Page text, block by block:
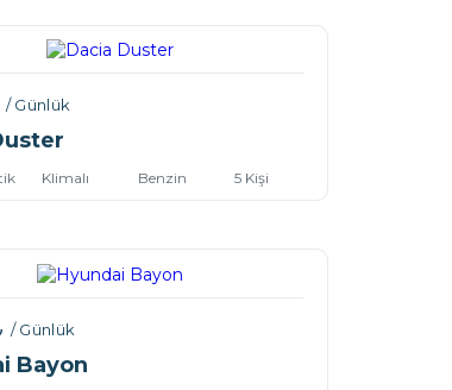
/ Günlük
Klimalı Benzin 5 Kişi
/ Günlük
Bayon